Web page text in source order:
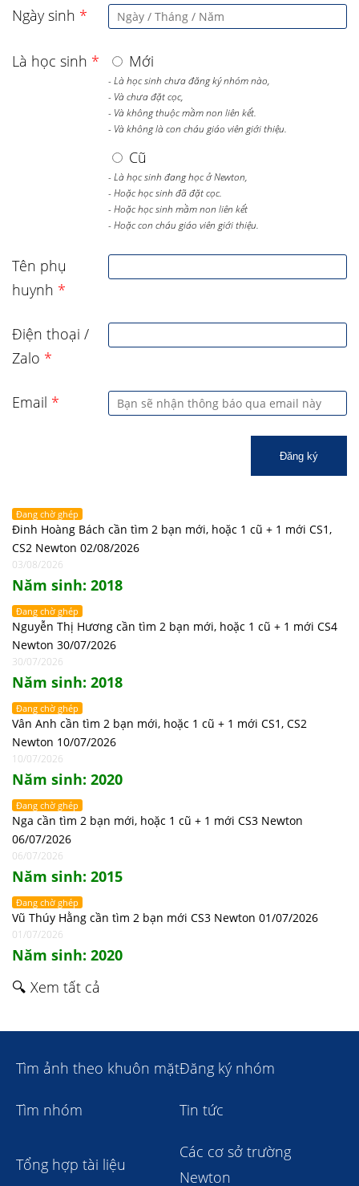
Ngày sinh *
Là học sinh * Mới
- Là học sinh chưa đăng ký nhóm nào,
- Và chưa đặt cọc,
- Và không thuộc mầm non liên kết.
- Và không là con cháu giáo viên giới thiệu.
Cũ
- Là học sinh đang học ở Newton,
- Hoặc học sinh đã đặt cọc.
- Hoặc học sinh mầm non liên kết
- Hoặc con cháu giáo viên giới thiệu.
Tên phụ
huynh *
Điện thoại /
Zalo *
Email *
Đăng ký
Đang chờ ghép
Đinh Hoàng Bách cần tìm 2 bạn mới, hoặc 1 cũ + 1 mới CS1,
CS2 Newton 02/08/2026
03/08/2026
Năm sinh: 2018
Đang chờ ghép
Nguyễn Thị Hương cần tìm 2 bạn mới, hoặc 1 cũ + 1 mới CS4
Newton 30/07/2026
30/07/2026
Năm sinh: 2018
Đang chờ ghép
Vân Anh cần tìm 2 bạn mới, hoặc 1 cũ + 1 mới CS1, CS2
Newton 10/07/2026
10/07/2026
Năm sinh: 2020
Đang chờ ghép
Nga cần tìm 2 bạn mới, hoặc 1 cũ + 1 mới CS3 Newton
06/07/2026
06/07/2026
Năm sinh: 2015
Đang chờ ghép
Vũ Thúy Hằng cần tìm 2 bạn mới CS3 Newton 01/07/2026
01/07/2026
Năm sinh: 2020
🔍 Xem tất cả
Tìm ảnh theo khuôn mặtĐăng ký nhóm
Tìm nhóm Tin tức
Tổng hợp tài liệu
Các cơ sở trường
Newton